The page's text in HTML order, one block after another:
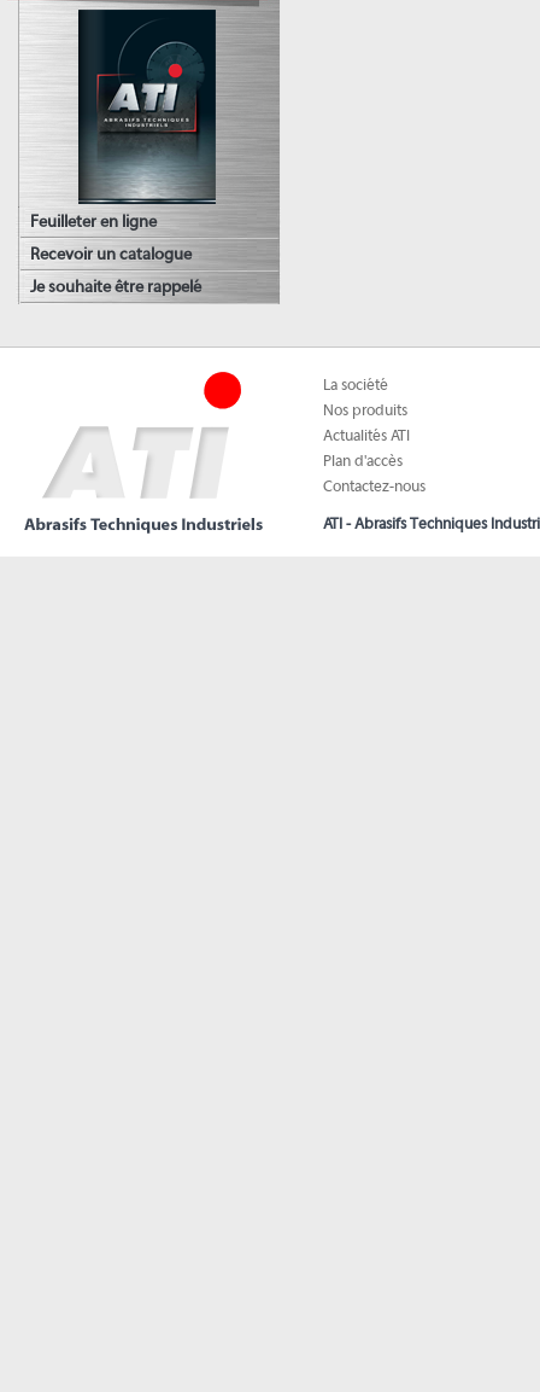
Feuilleter en ligne
Recevoir un catalogue
Je souhaite être rappelé
La société
Nos produits
Actualités ATI
Plan d'accès
Contactez-nous
ATI - Abrasifs Techniques